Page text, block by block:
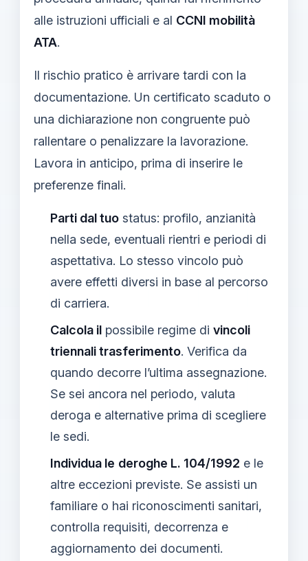
alle istruzioni ufficiali e al CCNI mobilità
ATA.
Il rischio pratico è arrivare tardi con la
documentazione. Un certificato scaduto o
una dichiarazione non congruente può
rallentare o penalizzare la lavorazione.
Lavora in anticipo, prima di inserire le
preferenze finali.
Parti dal tuo status: profilo, anzianità
nella sede, eventuali rientri e periodi di
aspettativa. Lo stesso vincolo può
avere effetti diversi in base al percorso
di carriera.
Calcola il possibile regime di vincoli
triennali trasferimento. Verifica da
quando decorre l’ultima assegnazione.
Se sei ancora nel periodo, valuta
deroga e alternative prima di scegliere
le sedi.
Individua le deroghe L. 104/1992 e le
altre eccezioni previste. Se assisti un
familiare o hai riconoscimenti sanitari,
controlla requisiti, decorrenza e
aggiornamento dei documenti.